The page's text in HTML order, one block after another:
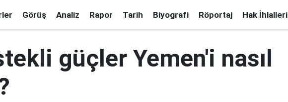
Görüş Analiz Rapor Tarih Biyografi Röportaj Hak İhlalleri
güçler Yemen'i nasıl